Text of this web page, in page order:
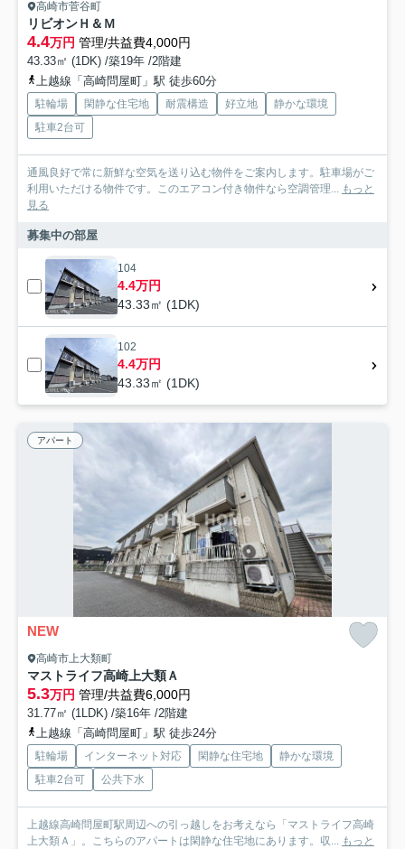
高崎市菅谷町
リビオンＨ＆Ｍ
4.4万円 管理/共益費4,000円
43.33㎡ (1DK) /築19年 /2階建
上越線「高崎問屋町」駅 徒歩60分
駐輪場 閑静な住宅地 耐震構造 好立地
静かな環境
駐車2台可
通風良好で常に新鮮な空気を送り込む物件をご案内します。駐車場がご
利用いただける物件です。このエアコン付き物件なら空調管理...
もっと
見る
募集中の部屋
104
4.4万円
43.33㎡ (1DK)
102
4.4万円
43.33㎡ (1DK)
アパート
NEW
高崎市上大類町
マストライフ高崎上大類Ａ
5.3万円 管理/共益費6,000円
31.77㎡ (1LDK) /築16年 /2階建
上越線「高崎問屋町」駅 徒歩24分
駐輪場 インターネット対応 閑静な住宅地
静かな環境
駐車2台可
公共下水
上越線高崎問屋町駅周辺への引っ越しをお考えなら「マストライフ高崎
上大類Ａ」。こちらのアパートは閑静な住宅地にあります。収...
もっと